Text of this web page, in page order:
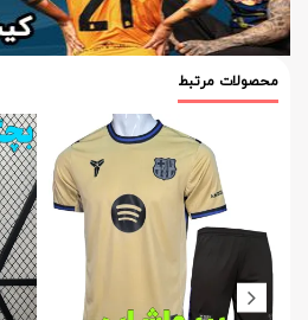
محصولات مرتبط